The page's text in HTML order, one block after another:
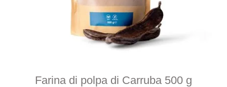
Farina di polpa di Carruba 500 g